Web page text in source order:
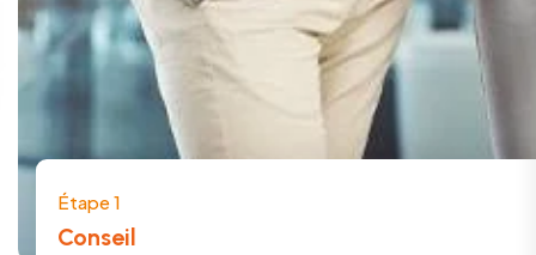
Étape 1
Conseil